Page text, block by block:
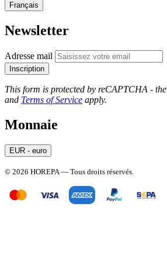
Français
Newsletter
Adresse mail
Inscription
This form is protected by reCAPTCHA - the
and Terms of Service apply.
Monnaie
EUR - euro
© 2026 HOREPA — Tous droits réservés.